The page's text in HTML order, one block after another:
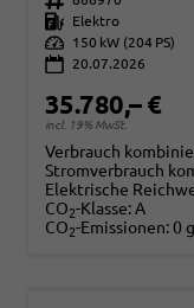
Kraftstoff
Elektro
Leistung
150 kW (204 PS)
20.07.2026
35.780,– €
incl. 19% MwSt.
Verbrauch
Stromverbrauch
Elektrische
CO2-Klasse:A
CO2-Emissionen:0